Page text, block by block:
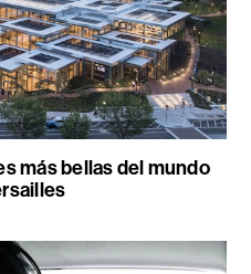
más bellas del mundo